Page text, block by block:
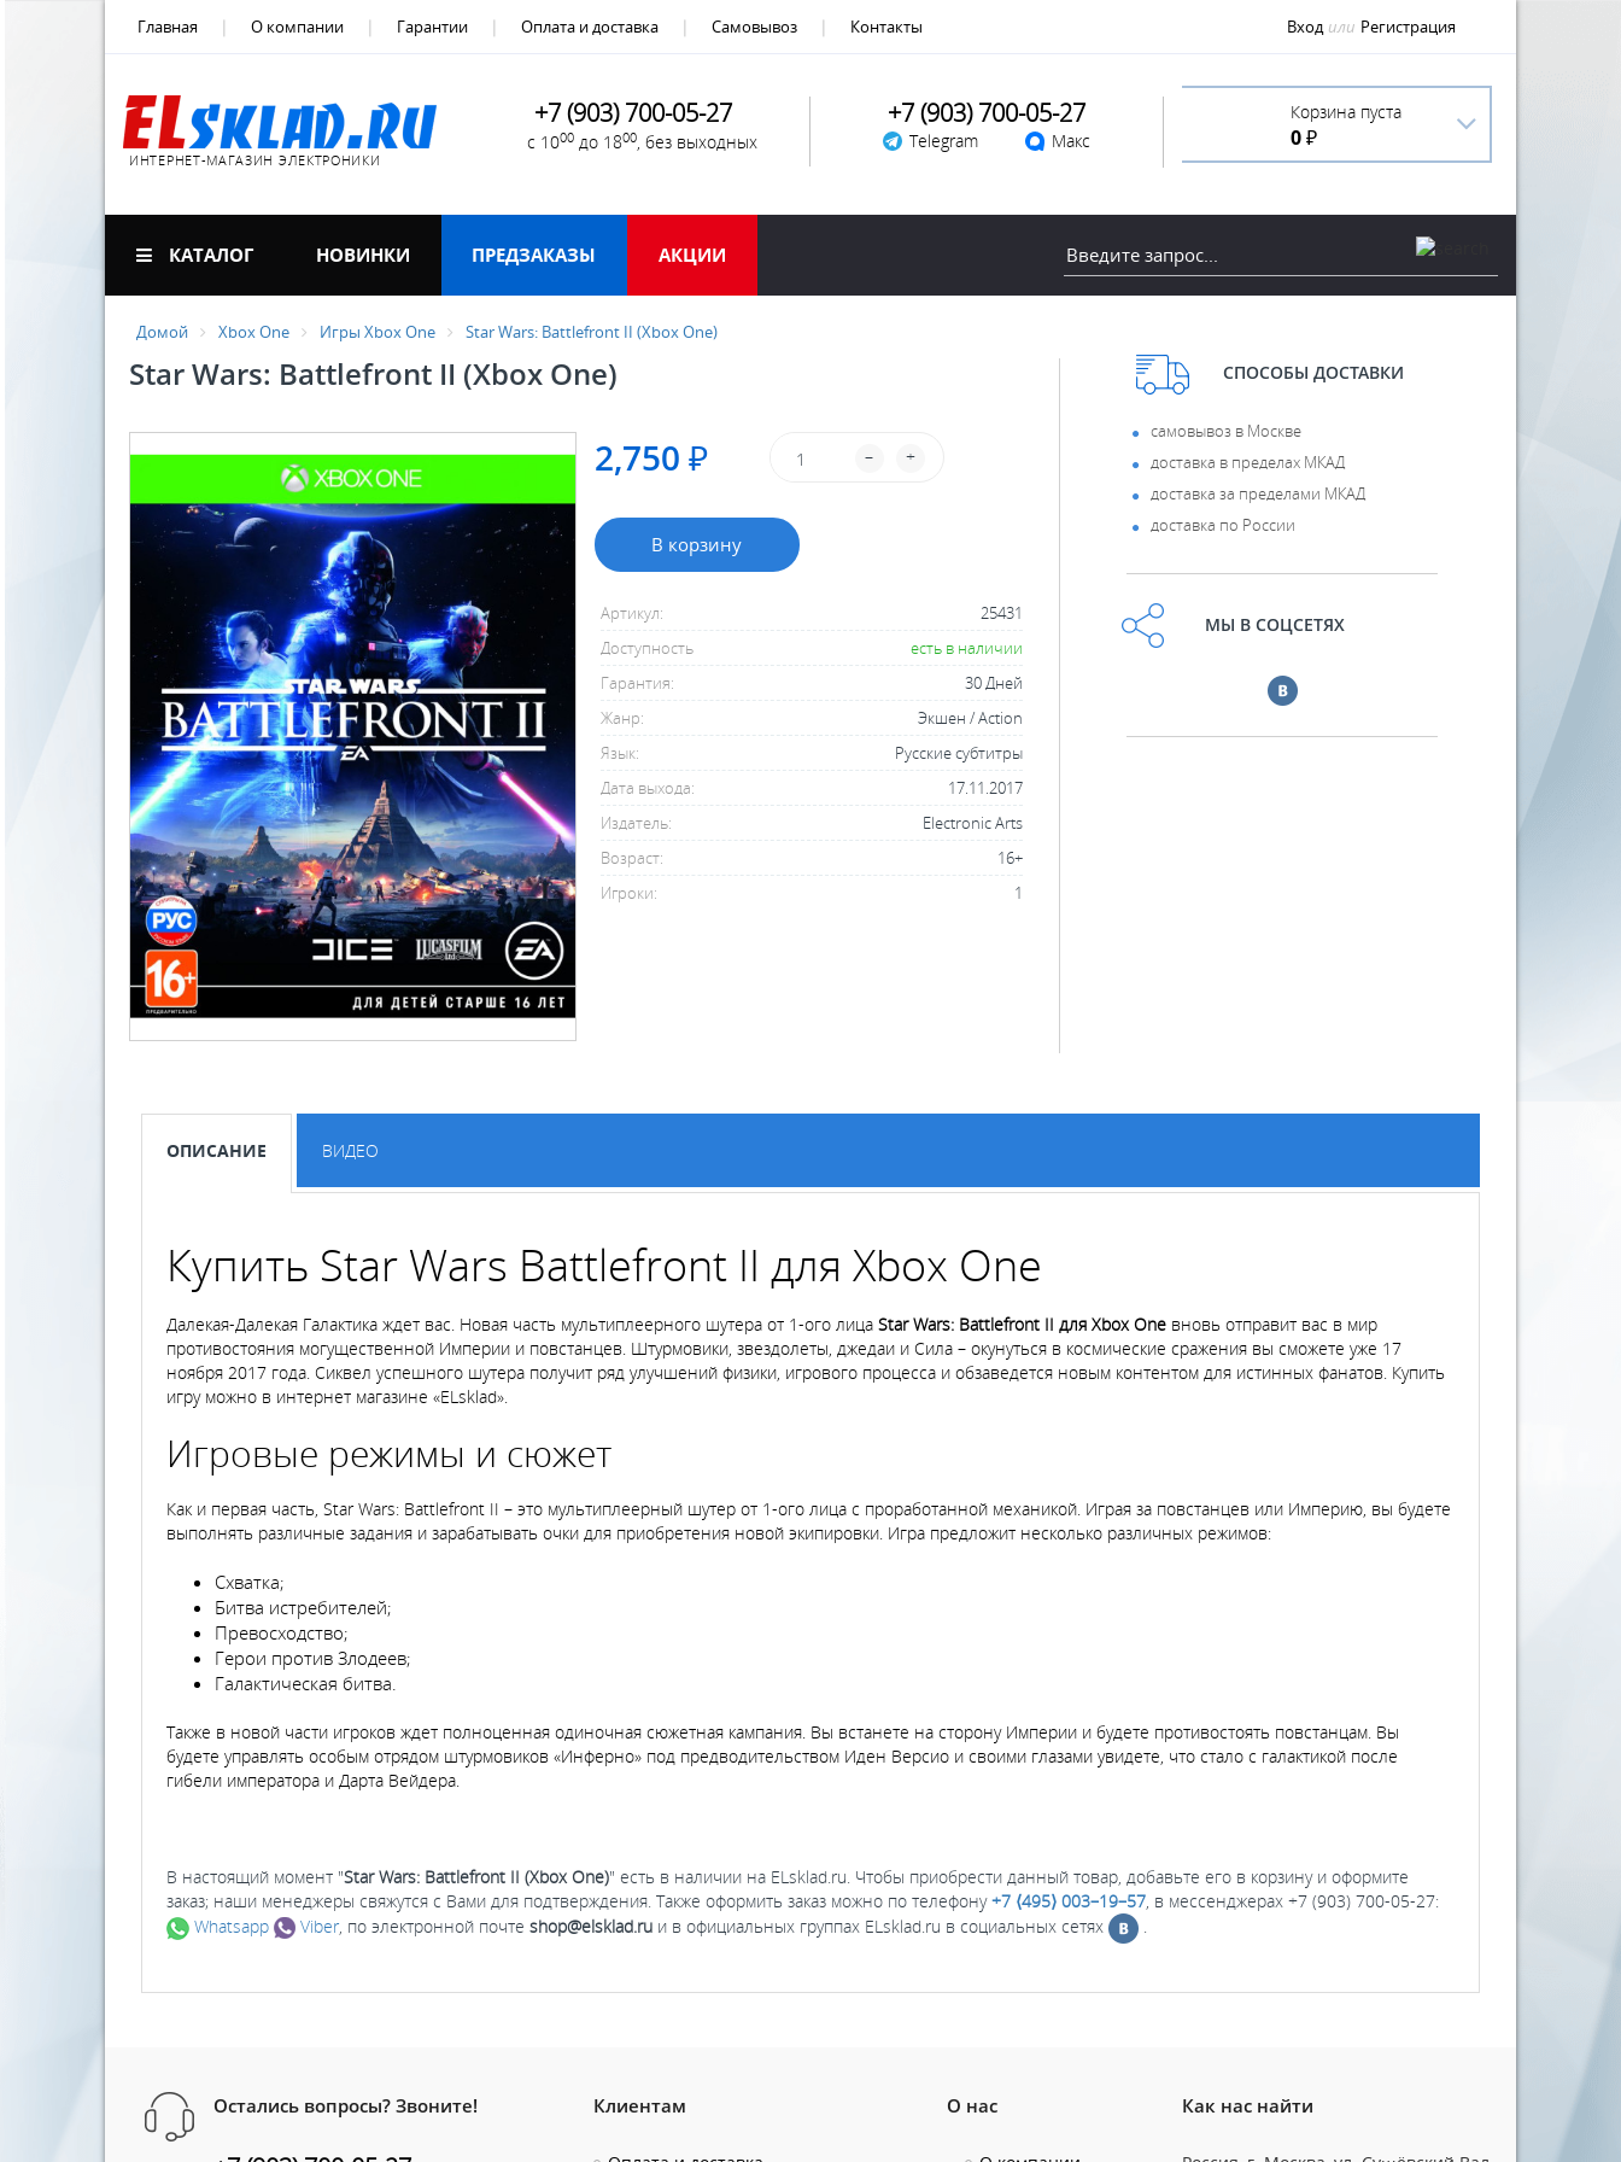
Главная О компании Гарантии Оплата и доставка Самовывоз Контакты Вход или Регистрация
ИНТЕРНЕТ-МАГАЗИН ЭЛЕКТРОНИКИ
+7 (903) 700-05-27
с 1000 до 1800, без выходных
+7 (903) 700-05-27
Telegram Макс
Корзина пуста
0 ₽
КАТАЛОГ НОВИНКИ ПРЕДЗАКАЗЫ АКЦИИ
Домой Xbox One Игры Xbox One Star Wars: Battlefront II (Xbox One)
Star Wars: Battlefront II (Xbox One)
2,750 ₽ +
–
В корзину
Артикул:
25431
Доступность
есть в наличии
Гарантия:
30 Дней
Жанр:
Экшен / Action
Язык:
Русские субтитры
Дата выхода:
17.11.2017
Издатель:
Electronic Arts
Возраст:
16+
Игроки:
1
СПОСОБЫ ДОСТАВКИ
самовывоз в Москве
доставка в пределах МКАД
доставка за пределами МКАД
доставка по России
МЫ В СОЦСЕТЯХ
ОПИСАНИЕ ВИДЕО
Купить Star Wars Battlefront II для Xbox One
Далекая-Далекая Галактика ждет вас. Новая часть мультиплеерного шутера от 1-ого лица Star Wars: Battlefront II для Xbox One вновь отправит вас в мир
противостояния могущественной Империи и повстанцев. Штурмовики, звездолеты, джедаи и Сила – окунуться в космические сражения вы сможете уже 17
ноября 2017 года. Сиквел успешного шутера получит ряд улучшений физики, игрового процесса и обзаведется новым контентом для истинных фанатов. Купить
игру можно в интернет магазине «ELsklad».
Игровые режимы и сюжет
Как и первая часть, Star Wars: Battlefront II – это мультиплеерный шутер от 1-ого лица с проработанной механикой. Играя за повстанцев или Империю, вы будете
выполнять различные задания и зарабатывать очки для приобретения новой экипировки. Игра предложит несколько различных режимов:
Схватка;
Битва истребителей;
Превосходство;
Герои против Злодеев;
Галактическая битва.
Также в новой части игроков ждет полноценная одиночная сюжетная кампания. Вы встанете на сторону Империи и будете противостоять повстанцам. Вы
будете управлять особым отрядом штурмовиков «Инферно» под предводительством Иден Версио и своими глазами увидете, что стало с галактикой после
гибели императора и Дарта Вейдера.
В настоящий момент "Star Wars: Battlefront II (Xbox One)" есть в наличии на ELsklad.ru. Чтобы приобрести данный товар, добавьте его в корзину и оформите
заказ; наши менеджеры свяжутся с Вами для подтверждения. Также оформить заказ можно по телефону+7 ⟨495⟩ 003–19–57 , в мессенджерах +7 (903) 700-05-27:
Whatsapp
Viber, по электронной почте shop@elsklad.ru и в официальных группах ELsklad.ru в социальных сетях .
Остались вопросы? Звоните! Клиентам О нас Как нас найти